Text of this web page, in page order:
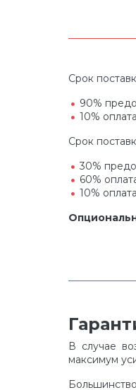
Срок
90%
10%
Срок
30%
60%
10%
В случае
максимум